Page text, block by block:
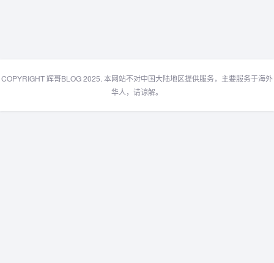
COPYRIGHT 辉哥BLOG 2025. 本网站不对中国大陆地区提供服务，主要服务于海外
华人，请谅解。